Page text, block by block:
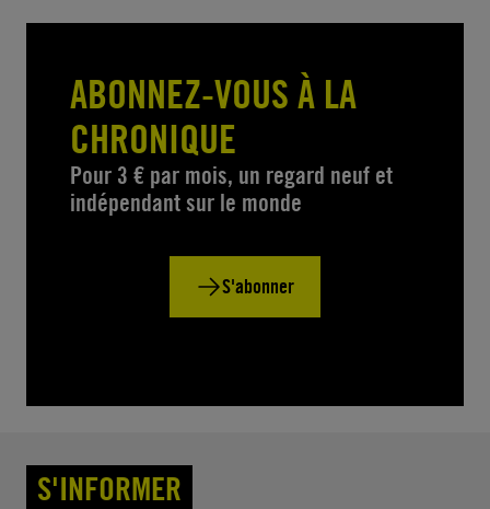
ABONNEZ-VOUS À LA
CHRONIQUE
Pour 3 € par mois, un regard neuf et
indépendant sur le monde
S'abonner
S'INFORMER